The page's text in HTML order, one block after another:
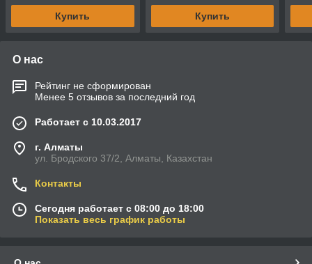
Купить Купить
О нас
Рейтинг не сформирован
Менее 5 отзывов за последний год
Работает с 10.03.2017
г. Алматы
ул. Бродского 37/2, Алматы, Казахстан
Контакты
Сегодня работает с 08:00 до 18:00
Показать весь график работы